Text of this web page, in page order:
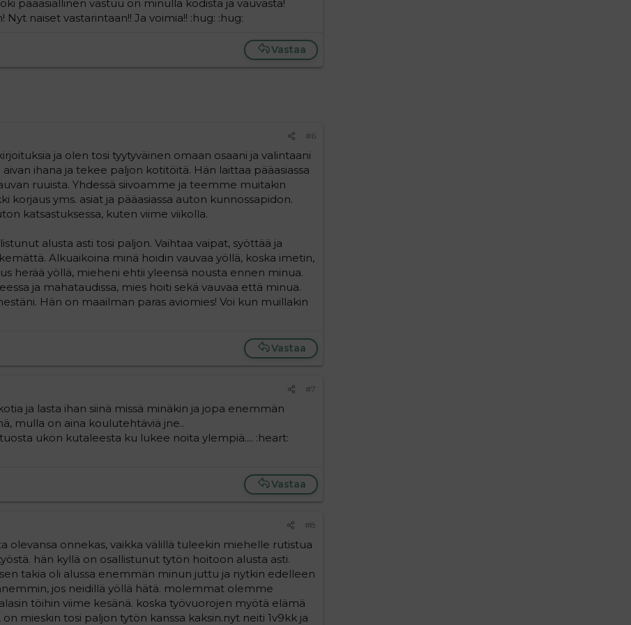
pääasiallinen vastuu on minulla kodista ja vauvasta!
naiset vastarintaan!! Ja voimia!! :hug: :hug:
Vastaa
#6
ja olen tosi tyytyväinen omaan osaani ja valintaani
ihana ja tekee paljon kotitöitä. Hän laittaa pääasiassa
ruuista. Yhdessä siivoamme ja teemme muitakin
korjaus yms. asiat ja pääasiassa auton kunnossapidon.
katsastuksessa, kuten viime viikolla.
alusta asti tosi paljon. Vaihtaa vaipat, syöttää ja
Alkuaikoina minä hoidin vauvaa yöllä, koska imetin,
herää yöllä, mieheni ehtii yleensä nousta ennen minua.
ja mahataudissa, mies hoiti sekä vauvaa että minua.
Hän on maailman paras aviomies! Voi kun muillakin
Vastaa
#7
ja lasta ihan siinä missä minäkin ja jopa enemmän
mulla on aina koulutehtäviä jne..
ukon kutaleesta ku lukee noita ylempiä.... :heart:
Vastaa
#8
olevansa onnekas, vaikka välillä tuleekin miehelle rutistua
hän kyllä on osallistunut tytön hoitoon alusta asti.
takia oli alussa enemmän minun juttu ja nytkin edelleen
jos neidillä yöllä hätä. molemmat olemme
töihin viime kesänä. koska työvuorojen myötä elämä
mieskin tosi paljon tytön kanssa kaksin.nyt neiti 1v9kk ja